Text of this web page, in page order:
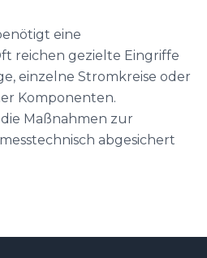
eine
reichen gezielte Eingriffe
einzelne Stromkreise oder
Komponenten.
Maßnahmen zur
abgesichert